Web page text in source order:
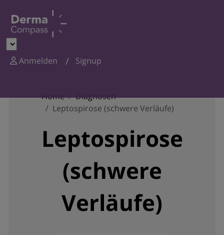
Anmelden Signup
Home
Diagnosen
Leptospirose (schwere Verläufe)
Leptospirose
(schwere
Verläufe)